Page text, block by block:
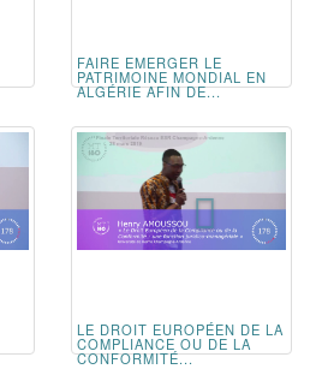
FAIRE EMERGER LE
PATRIMOINE MONDIAL EN
ALGÉRIE AFIN DE...
LE DROIT EUROPÉEN DE LA
COMPLIANCE OU DE LA
CONFORMITÉ...